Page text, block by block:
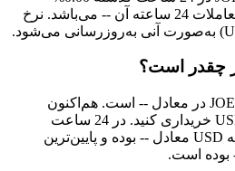
افزایش یافته است و حجم معاملات 24 ساعته آن -- می‌باشد. نرخ
در حال حاضر، قیمت JOE (JOE) در معادل -- است. هم‌اکنون
می‌توانید 1JOE را با قیمت USD خریداری کنید. در 24 ساعت
گذشته، بالاترین قیمت JOE به USD معادل -- بوده و پایین‌ترین